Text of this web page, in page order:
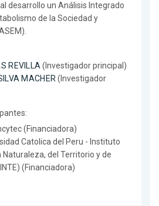
desarrollo un Análisis Integrado
de la Sociedad y
REVILLA(Investigador principal)
MACHER(Investigador
(Financiadora)
Catolica del Peru - Instituto
Naturaleza, del Territorio y de
(Financiadora)